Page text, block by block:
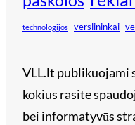
technologijos verslininkai
VLL.lt publikuojami
kokius rasite
bei informatyvūs